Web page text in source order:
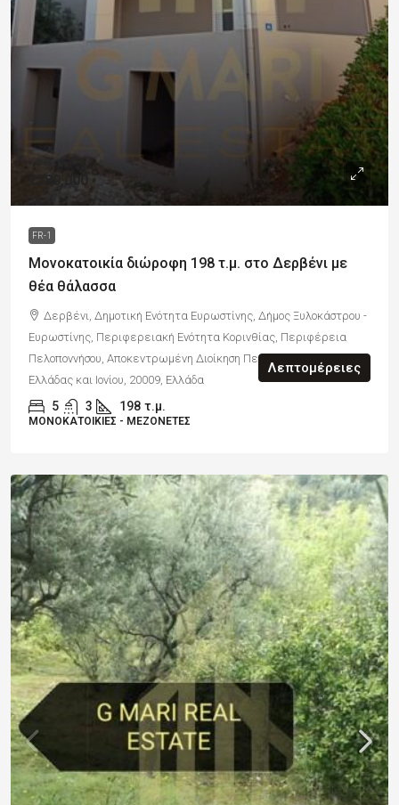
€380,000
FR-1
Μονοκατοικία διώροφη 198 τ.μ. στο Δερβένι με
θέα θάλασσα
Δερβένι, Δημοτική Ενότητα Ευρωστίνης, Δήμος Ξυλοκάστρου -
Ευρωστίνης, Περιφερειακή Ενότητα Κορινθίας, Περιφέρεια
Πελοποννήσου, Αποκεντρωμένη Διοίκηση Πελοποννήσου, Δυτικής
Ελλάδας και Ιονίου, 20009, Ελλάδα
5 3 198 τ.μ.
ΜΟΝΟΚΑΤΟΙΚΊΕΣ - ΜΕΖΟΝΈΤΕΣ
Λεπτομέρειες